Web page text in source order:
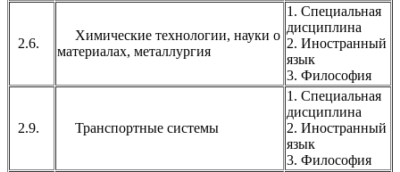
2.6.
Химические технологии, науки о
материалах, металлургия
1. Специальная
дисциплина
2. Иностранный
язык
3. Философия
2.9. Транспортные системы
1. Специальная
дисциплина
2. Иностранный
язык
3. Философия